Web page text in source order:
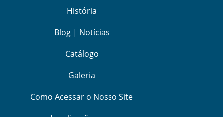
História
Blog | Notícias
Catálogo
Galeria
Como Acessar o Nosso Site